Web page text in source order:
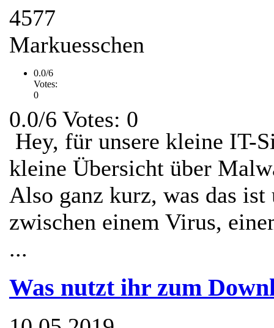
4577
Markuesschen
0.0/6
Votes:
0
0.0/6 Votes: 0
Hey, für unsere kleine IT-
kleine Übersicht über
Also ganz kurz, was das
zwischen einem Virus,
...
Was nutzt ihr zum